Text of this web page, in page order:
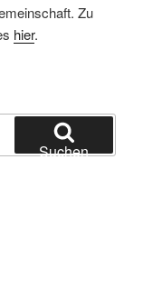
Zu
hier.
Suchen